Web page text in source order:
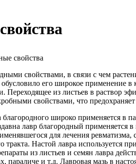
свойства
свойствами, в связи с чем
его широкое применение в
из листьев в раствор
свойствами, что
широко применяется в
лавр благородный применяется
для лечения
Настой лавра используется
из листьев и семян лавра
параличе и т.д. Лавровая мазь в